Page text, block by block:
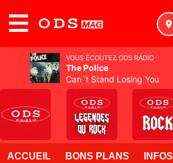
ACCUEIL BONS PLANS INFOS
VOUS ÉCOUTEZ ODS RADIO
The Police
Can´t Stand Losing You